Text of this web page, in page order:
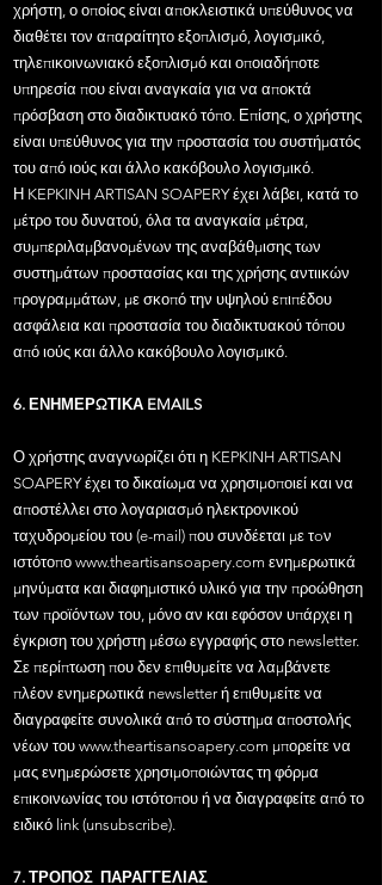
χρήστη, ο οποίος είναι αποκλειστικά υπεύθυνος να
διαθέτει τον απαραίτητο εξοπλισμό, λογισμικό,
τηλεπικοινωνιακό εξοπλισμό και οποιαδήποτε
υπηρεσία που είναι αναγκαία για να αποκτά
πρόσβαση στο διαδικτυακό τόπο. Επίσης, ο χρήστης
είναι υπεύθυνος για την προστασία του συστήματός
του από ιούς και άλλο κακόβουλο λογισμικό.
Η KEPKINH ARTISAN SOAPERY έχει λάβει, κατά το
μέτρο του δυνατού, όλα τα αναγκαία μέτρα,
συμπεριλαμβανομένων της αναβάθμισης των
συστημάτων προστασίας και της χρήσης αντιικών
προγραμμάτων, με σκοπό την υψηλού επιπέδου
ασφάλεια και προστασία του διαδικτυακού τόπου
από ιούς και άλλο κακόβουλο λογισμικό.
6. ΕΝΗΜΕΡΩΤΙΚΑ EMAILS
Ο χρήστης αναγνωρίζει ότι η KEPKINH ARTISAN
SOAPERY έχει το δικαίωμα να χρησιμοποιεί και να
αποστέλλει στο λογαριασμό ηλεκτρονικού
ταχυδρομείου του (e-mail) που συνδέεται με τoν
ιστότοπο www.theartisansoapery.com ενημερωτικά
μηνύματα και διαφημιστικό υλικό για την προώθηση
των προϊόντων του, μόνο αν και εφόσον υπάρχει η
έγκριση του χρήστη μέσω εγγραφής στο newsletter.
Σε περίπτωση που δεν επιθυμείτε να λαμβάνετε
πλέον ενημερωτικά newsletter ή επιθυμείτε να
διαγραφείτε συνολικά από το σύστημα αποστολής
νέων του www.theartisansoapery.com μπορείτε να
μας ενημερώσετε χρησιμοποιώντας τη φόρμα
επικοινωνίας του ιστότοπου ή να διαγραφείτε από το
ειδικό link (unsubscribe).
7. ΤΡΟΠΟΣ ΠΑΡΑΓΓΕΛΙΑΣ